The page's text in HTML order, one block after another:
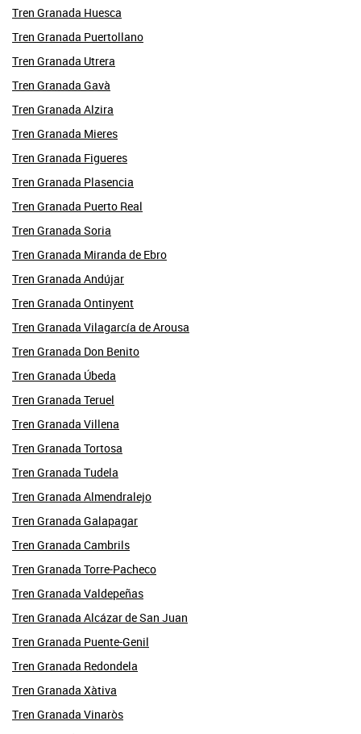
Tren Granada Huesca
Tren Granada Puertollano
Tren Granada Utrera
Tren Granada Gavà
Tren Granada Alzira
Tren Granada Mieres
Tren Granada Figueres
Tren Granada Plasencia
Tren Granada Puerto Real
Tren Granada Soria
Tren Granada Miranda de Ebro
Tren Granada Andújar
Tren Granada Ontinyent
Tren Granada Vilagarcía de Arousa
Tren Granada Don Benito
Tren Granada Úbeda
Tren Granada Teruel
Tren Granada Villena
Tren Granada Tortosa
Tren Granada Tudela
Tren Granada Almendralejo
Tren Granada Galapagar
Tren Granada Cambrils
Tren Granada Torre-Pacheco
Tren Granada Valdepeñas
Tren Granada Alcázar de San Juan
Tren Granada Puente-Genil
Tren Granada Redondela
Tren Granada Xàtiva
Tren Granada Vinaròs